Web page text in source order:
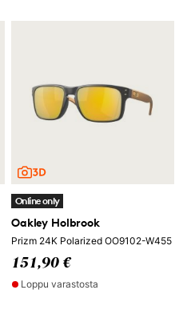
Online only
Oakley Holbrook
Prizm 24K Polarized OO9102-W455
151,90 €
Loppu varastosta